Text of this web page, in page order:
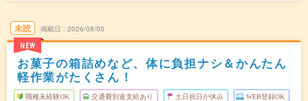
未読
NEW
掲載日 2026/08/05
お菓子の箱詰めなど、体に負担ナシ＆かんたん
軽作業がたくさん！
職種未経験OK 交通費別途支給あり 土日祝日が休み WEB登録OK